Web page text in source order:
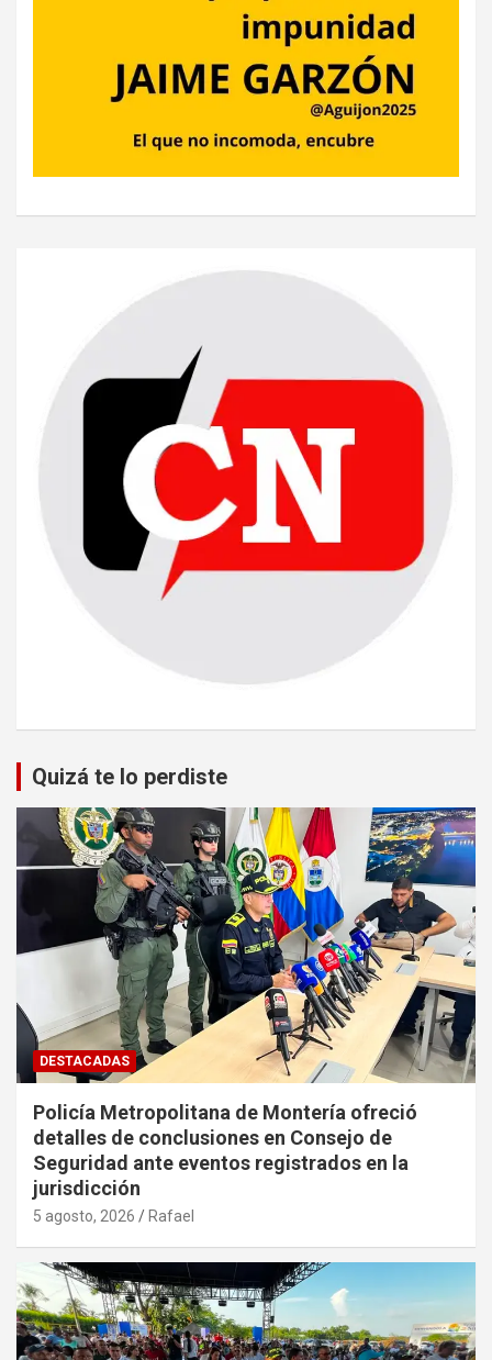
Quizá te lo perdiste
DESTACADAS
Policía Metropolitana de Montería ofreció
detalles de conclusiones en Consejo de
Seguridad ante eventos registrados en la
jurisdicción
5 agosto, 2026 Rafael